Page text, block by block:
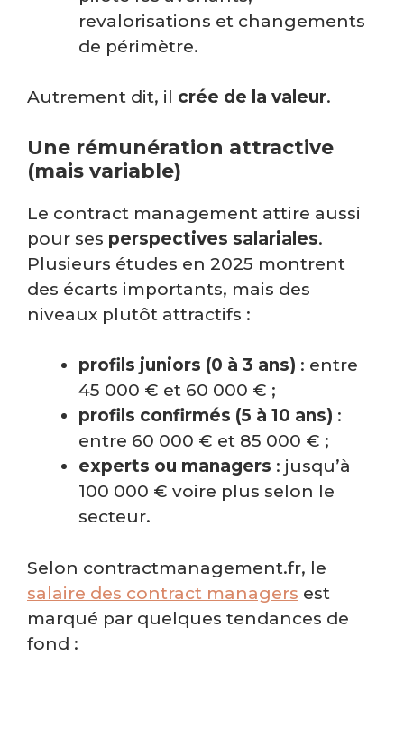
revalorisations et changements
de périmètre.
Autrement dit, il crée de la valeur.
Une rémunération attractive
(mais variable)
Le contract management attire aussi
pour ses perspectives salariales.
Plusieurs études en 2025 montrent
des écarts importants, mais des
niveaux plutôt attractifs :
profils juniors (0 à 3 ans) : entre
45 000 € et 60 000 € ;
profils confirmés (5 à 10 ans) :
entre 60 000 € et 85 000 € ;
experts ou managers : jusqu’à
100 000 € voire plus selon le
secteur.
Selon contractmanagement.fr, le
salaire des contract managers est
marqué par quelques tendances de
fond :